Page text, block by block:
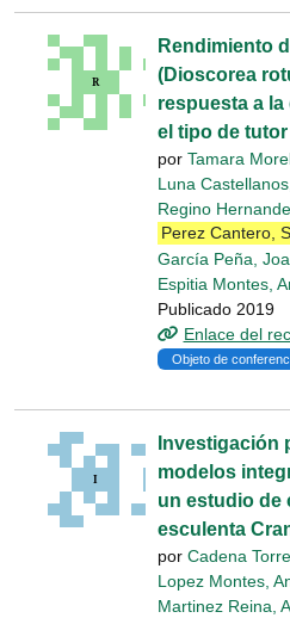
Rendimiento
(Dioscorea
respuesta a
el tipo de
por Tamara
Luna
Regino
Perez Cantero,
García Peña,
Espitia Montes,
Publicado 2019
Enlace del
Objeto de
Investigación
modelos
un estudio de
esculenta
por Cadena
Lopez Montes,
Martinez Reina,